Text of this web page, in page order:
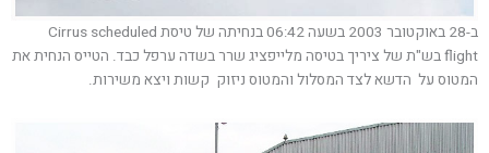
ב-28 באוקטובר 2003 בשעה 06:42 בנחיתה של טיסת Cirrus scheduled
flight בש"ת של ציריך בטיסה מלייפציג שרר בשדה ערפל כבד. הטייס הנחית את
המטוס על הדשא לצד המסלול והמטוס ניזוק קשות ויצא משירות.